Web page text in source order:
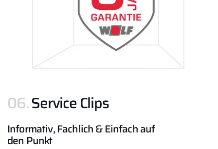
06.Service Clips
Informativ, Fachlich & Einfach auf
den Punkt